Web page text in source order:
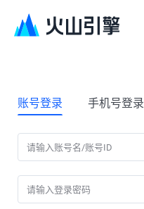
账号登录 手机号登录